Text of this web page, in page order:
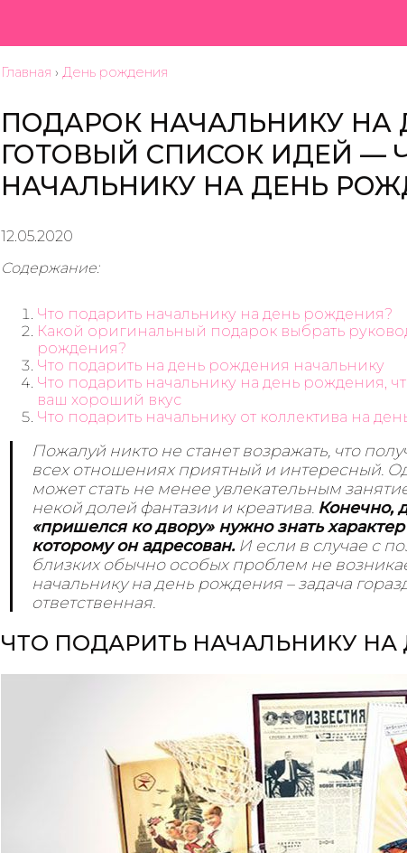
Главная ›День рождения
ПОДАРОК НАЧАЛЬНИКУ НА
ГОТОВЫЙ СПИСОК ИДЕЙ —
НАЧАЛЬНИКУ НА ДЕНЬ
12.05.2020
Содержание:
Что подарить начальнику на день рождения?
Какой оригинальный подарок выбрать
рождения?
Что подарить на день рождения начальнику
Что подарить начальнику на день рождения,
ваш хороший вкус
Что подарить начальнику от коллектива на
Пожалуй никто не станет возражать, что
всех отношениях приятный и интересный.
может стать не менее увлекательным
некой долей фантазии и креатива. Конечно,
«пришелся ко двору» нужно знать
которому он адресован.И если в случае с
близких обычно особых проблем не
начальнику на день рождения – задача
ответственная.
ЧТО ПОДАРИТЬ НАЧАЛЬНИКУ НА